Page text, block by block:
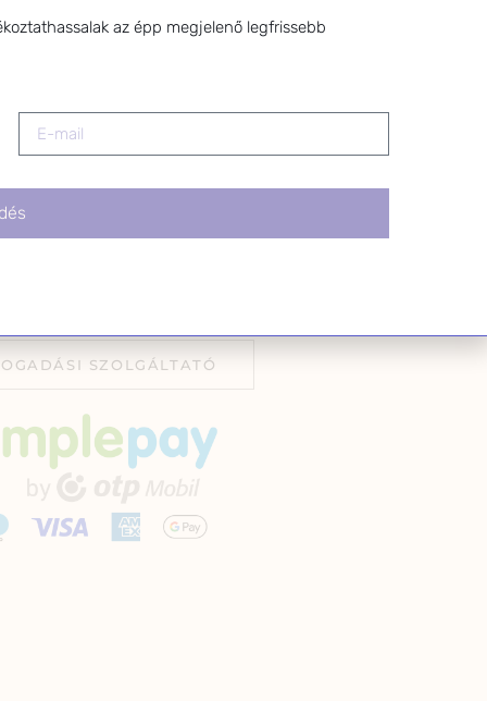
SZOLGÁLTATÓ
az épp megjelenő legfrissebb